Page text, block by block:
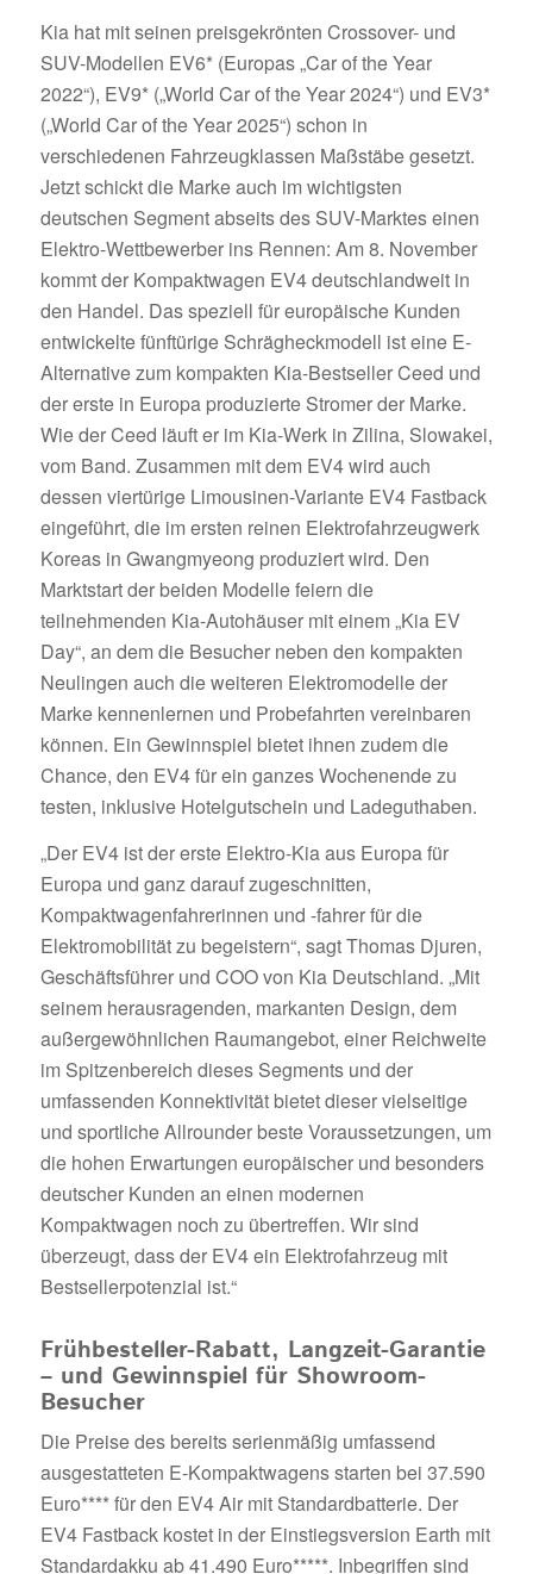
Kia hat mit seinen preisgekrönten Crossover- und
SUV-Modellen EV6* (Europas „Car of the Year
2022“), EV9* („World Car of the Year 2024“) und EV3*
(„World Car of the Year 2025“) schon in
verschiedenen Fahrzeugklassen Maßstäbe gesetzt.
Jetzt schickt die Marke auch im wichtigsten
deutschen Segment abseits des SUV-Marktes einen
Elektro-Wettbewerber ins Rennen: Am 8. November
kommt der Kompaktwagen EV4 deutschlandweit in
den Handel. Das speziell für europäische Kunden
entwickelte fünftürige Schrägheckmodell ist eine E-
Alternative zum kompakten Kia-Bestseller Ceed und
der erste in Europa produzierte Stromer der Marke.
Wie der Ceed läuft er im Kia-Werk in Zilina, Slowakei,
vom Band. Zusammen mit dem EV4 wird auch
dessen viertürige Limousinen-Variante EV4 Fastback
eingeführt, die im ersten reinen Elektrofahrzeugwerk
Koreas in Gwangmyeong produziert wird. Den
Marktstart der beiden Modelle feiern die
teilnehmenden Kia-Autohäuser mit einem „Kia EV
Day“, an dem die Besucher neben den kompakten
Neulingen auch die weiteren Elektromodelle der
Marke kennenlernen und Probefahrten vereinbaren
können. Ein Gewinnspiel bietet ihnen zudem die
Chance, den EV4 für ein ganzes Wochenende zu
testen, inklusive Hotelgutschein und Ladeguthaben.
„Der EV4 ist der erste Elektro-Kia aus Europa für
Europa und ganz darauf zugeschnitten,
Kompaktwagenfahrerinnen und -fahrer für die
Elektromobilität zu begeistern“, sagt Thomas Djuren,
Geschäftsführer und COO von Kia Deutschland. „Mit
seinem herausragenden, markanten Design, dem
außergewöhnlichen Raumangebot, einer Reichweite
im Spitzenbereich dieses Segments und der
umfassenden Konnektivität bietet dieser vielseitige
und sportliche Allrounder beste Voraussetzungen, um
die hohen Erwartungen europäischer und besonders
deutscher Kunden an einen modernen
Kompaktwagen noch zu übertreffen. Wir sind
überzeugt, dass der EV4 ein Elektrofahrzeug mit
Bestsellerpotenzial ist.“
Frühbesteller-Rabatt, Langzeit-Garantie
– und Gewinnspiel für Showroom-
Besucher
Die Preise des bereits serienmäßig umfassend
ausgestatteten E-Kompaktwagens starten bei 37.590
Euro**** für den EV4 Air mit Standardbatterie. Der
EV4 Fastback kostet in der Einstiegsversion Earth mit
Standardakku ab 41.490 Euro*****. Inbegriffen sind